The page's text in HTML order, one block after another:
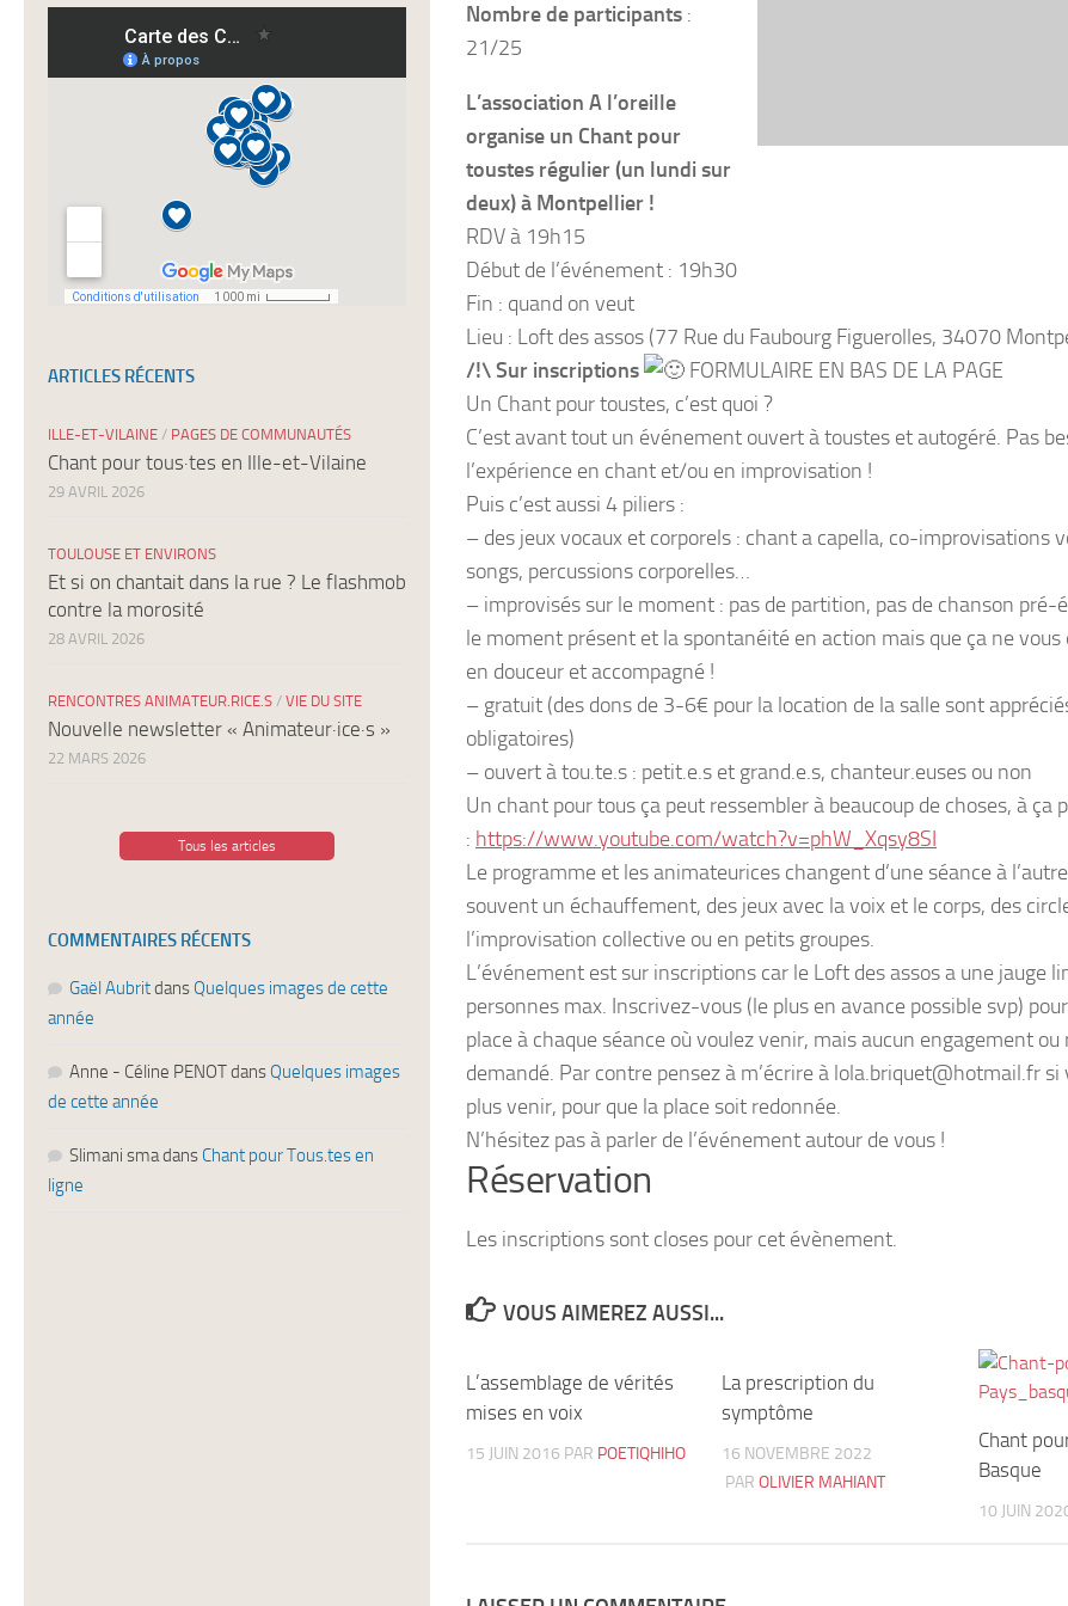
Nombre de participants :
21/25
L’association A l’oreille
organise un Chant pour
toustes régulier (un lundi sur
deux) à Montpellier !
RDV à 19h15
Début de l’événement : 19h30
Fin : quand on veut
Lieu : Loft des assos (77 Rue du Faubourg Figuerolles, 34070
/!\ Sur inscriptions
FORMULAIRE EN BAS DE LA PAGE
Un Chant pour toustes, c’est quoi ?
C’est avant tout un événement ouvert à toustes et autogéré. Pas
l’expérience en chant et/ou en improvisation !
Puis c’est aussi 4 piliers :
– des jeux vocaux et corporels : chant a capella, co-improvisations
songs, percussions corporelles…
– improvisés sur le moment : pas de partition, pas de chanson pré-
le moment présent et la spontanéité en action mais que ça ne
en douceur et accompagné !
– gratuit (des dons de 3-6€ pour la location de la salle sont
obligatoires)
– ouvert à tou.te.s : petit.e.s et grand.e.s, chanteur.euses ou non
Un chant pour tous ça peut ressembler à beaucoup de choses, à ça
: https://www.youtube.com/watch?v=phW_Xqsy8SI
Le programme et les animateurices changent d’une séance à
souvent un échauffement, des jeux avec la voix et le corps, des
l’improvisation collective ou en petits groupes.
L’événement est sur inscriptions car le Loft des assos a une jauge
personnes max. Inscrivez-vous (le plus en avance possible svp)
place à chaque séance où voulez venir, mais aucun engagement ou
demandé. Par contre pensez à m’écrire à lola.briquet@hotmail.fr si
plus venir, pour que la place soit redonnée.
N’hésitez pas à parler de l’événement autour de vous !
Réservation
Les inscriptions sont closes pour cet évènement.
VOUS AIMEREZ AUSSI...
L’assemblage de vérités
mises en voix
15 JUIN 2016 PAR POETIQHIHO
La prescription du
symptôme
16 NOVEMBRE 2022
PAROLIVIER MAHIANT
Chant
Basque
10 JUIN
newsletters
ARTICLES RÉCENTS
ILLE-ET-VILAINE / PAGES DE COMMUNAUTÉS
Chant pour tous·tes en Ille-et-Vilaine
29 AVRIL 2026
TOULOUSE ET ENVIRONS
Et si on chantait dans la rue ? Le flashmob
contre la morosité
28 AVRIL 2026
RENCONTRES ANIMATEUR.RICE.S / VIE DU SITE
Nouvelle newsletter « Animateur·ice·s »
22 MARS 2026
Tous les articles
COMMENTAIRES RÉCENTS
Gaël Aubritdans Quelques images de cette
année
Anne - Céline PENOTdans Quelques images
de cette année
Slimani smadans Chant pour Tous.tes en
ligne